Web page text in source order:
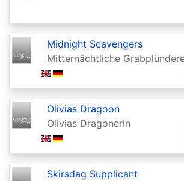
Battlebond
Beta
Betrayers
of
Kamigawa
Bloomburrow
Bloomburrow:
Extras
Midnight Scavengers
Mitternächtliche
Olivias Dragoon
Olivias Dragonerin
Skirsdag Supplicant